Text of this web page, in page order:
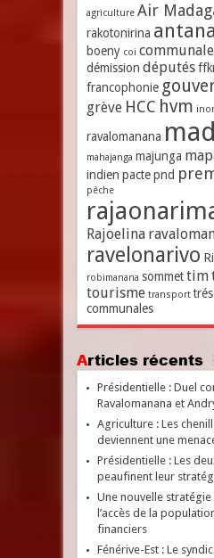
agriculture Air
rakotonirina
boeny coi
démission députés
francophonie
grève HCC hvm
ravalomanana
mahajanga majunga
indien pacte pnd
pêche
Rajoelina
ravelonarivo
robimanana sommet tim
tourisme transport
communales
Articles récents
Présidentielle : Duel
Ravalomanana et
Agriculture : Les
deviennent une
Présidentielle : Les
peaufinent leur
Une nouvelle
l’accès de la
financiers
Fénérive-Est : Le